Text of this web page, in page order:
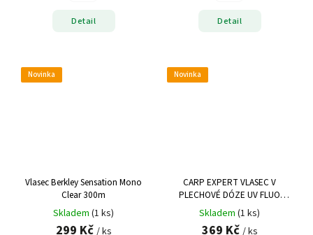
Detail Detail
Novinka
Vlasec Berkley Sensation Mono
Clear 300m
Skladem (1 ks)
299 Kč / ks
Novinka
CARP EXPERT VLASEC V
PLECHOVÉ DÓZE UV FLUO
ORANŽ 1000 M
Skladem (1 ks)
369 Kč / ks